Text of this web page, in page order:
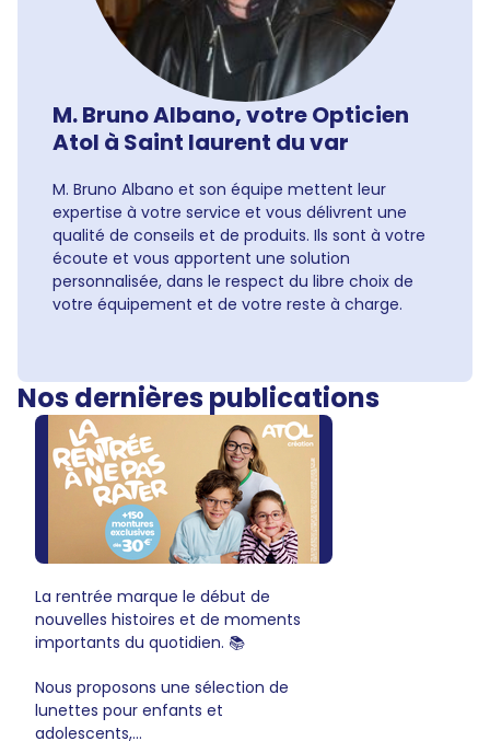
M. Bruno Albano, votre Opticien
Atol à Saint laurent du var
M. Bruno Albano et son équipe mettent leur
expertise à votre service et vous délivrent une
qualité de conseils et de produits. Ils sont à votre
écoute et vous apportent une solution
personnalisée, dans le respect du libre choix de
votre équipement et de votre reste à charge.
Nos dernières publications
La rentrée marque le début de
nouvelles histoires et de moments
importants du quotidien. 📚
Nous proposons une sélection de
lunettes pour enfants et
adolescents,...